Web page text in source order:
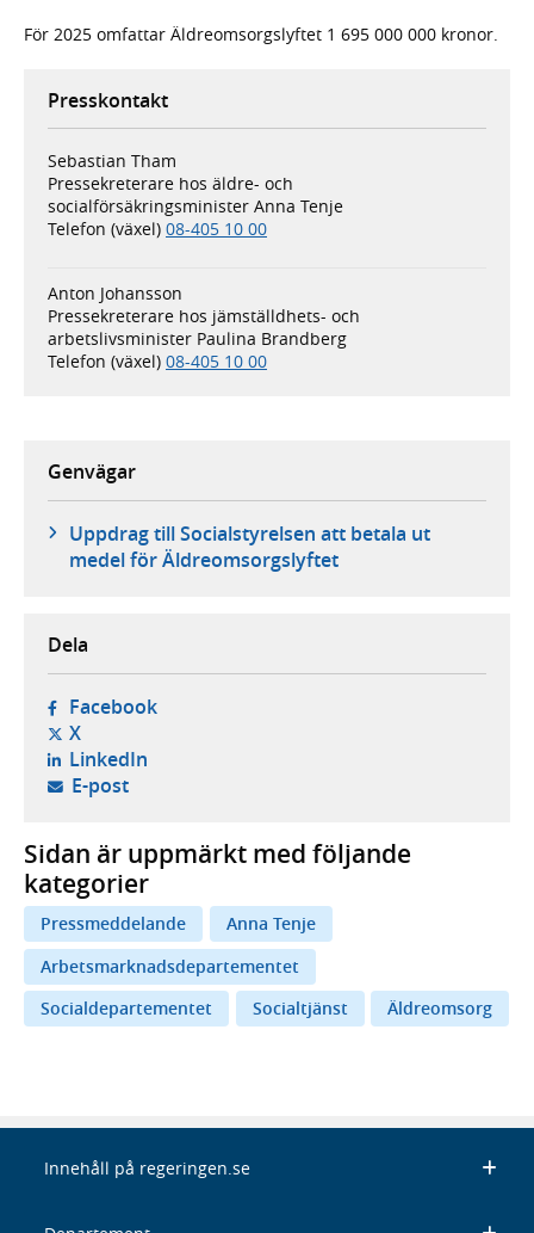
För 2025 omfattar Äldreomsorgslyftet 1 695 000 000 kronor.
Presskontakt
Sebastian Tham
Pressekreterare hos äldre- och
socialförsäkringsminister Anna Tenje
Telefon (växel) 08-405 10 00
Anton Johansson
Pressekreterare hos jämställdhets- och
arbetslivsminister Paulina Brandberg
Telefon (växel) 08-405 10 00
Genvägar
Uppdrag till Socialstyrelsen att betala ut
medel för Äldreomsorgslyftet
Dela
Facebook- öppnas i ny flik, extern webbplats,
X- öppnas i ny flik, extern webbplats,
LinkedIn- öppnas i ny flik, extern webbplats,
E-post- öppnar din e-postklient,
Sidan är uppmärkt med följande
kategorier
Pressmeddelande
Anna Tenje
Arbetsmarknadsdepartementet
Socialdepartementet
Socialtjänst Äldreomsorg
Innehåll på regeringen.se